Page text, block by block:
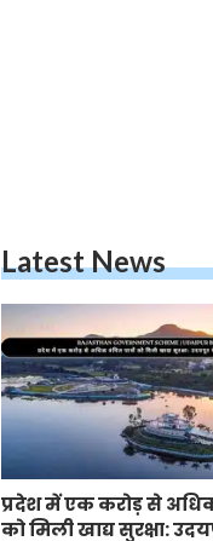
Latest News
प्रदेश में एक करोड़ से अधिक
को मिली खाद्य सुरक्षा: